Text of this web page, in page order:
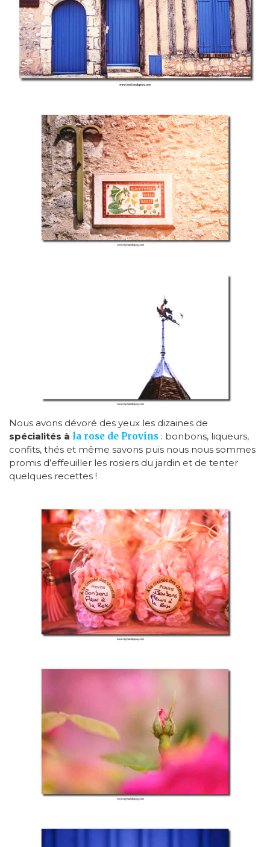
Nous avons dévoré des yeux les dizaines de
spécialités à la rose de Provins : bonbons, liqueurs,
confits, thés et même savons puis nous nous sommes
promis d’effeuiller les rosiers du jardin et de tenter
quelques recettes !